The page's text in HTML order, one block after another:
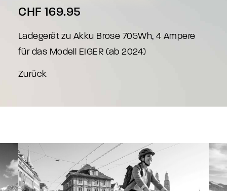
CHF 169.95
Ladegerät zu Akku Brose 705Wh, 4 Ampere
für das Modell EIGER (ab 2024)
Zurück